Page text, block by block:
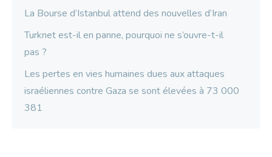
La Bourse d’Istanbul attend des nouvelles d’Iran
Turknet est-il en panne, pourquoi ne s’ouvre-t-il
pas ?
Les pertes en vies humaines dues aux attaques
israéliennes contre Gaza se sont élevées à 73 000
381